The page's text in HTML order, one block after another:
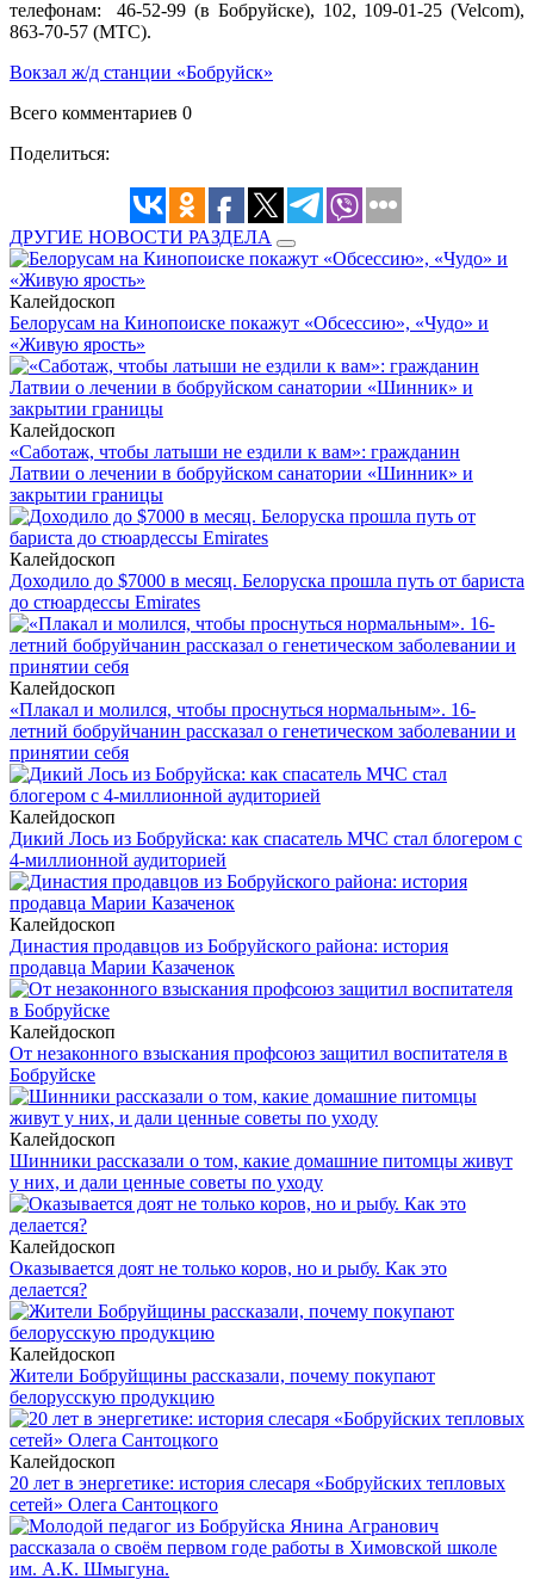
телефонам: 46-52-99 (в Бобруйске), 102, 109-01-25 (Velcom),
863-70-57 (МТС).
Вокзал ж/д станции «Бобруйск»
Всего комментариев 0
Поделиться:
ДРУГИЕ НОВОСТИ РАЗДЕЛА
Калейдоскоп
Белорусам на Кинопоиске покажут «Обсессию», «Чудо» и
«Живую ярость»
Калейдоскоп
«Саботаж, чтобы латыши не ездили к вам»: гражданин
Латвии о лечении в бобруйском санатории «Шинник» и
закрытии границы
Калейдоскоп
Доходило до $7000 в месяц. Белоруска прошла путь от бариста
до стюардессы Emirates
Калейдоскоп
«Плакал и молился, чтобы проснуться нормальным». 16-
летний бобруйчанин рассказал о генетическом заболевании и
принятии себя
Калейдоскоп
Дикий Лось из Бобруйска: как спасатель МЧС стал блогером с
4-миллионной аудиторией
Калейдоскоп
Династия продавцов из Бобруйского района: история
продавца Марии Казаченок
Калейдоскоп
От незаконного взыскания профсоюз защитил воспитателя в
Бобруйске
Калейдоскоп
Шинники рассказали о том, какие домашние питомцы живут
у них, и дали ценные советы по уходу
Калейдоскоп
Оказывается доят не только коров, но и рыбу. Как это
делается?
Калейдоскоп
Жители Бобруйщины рассказали, почему покупают
белорусскую продукцию
Калейдоскоп
20 лет в энергетике: история слесаря «Бобруйских тепловых
сетей» Олега Сантоцкого